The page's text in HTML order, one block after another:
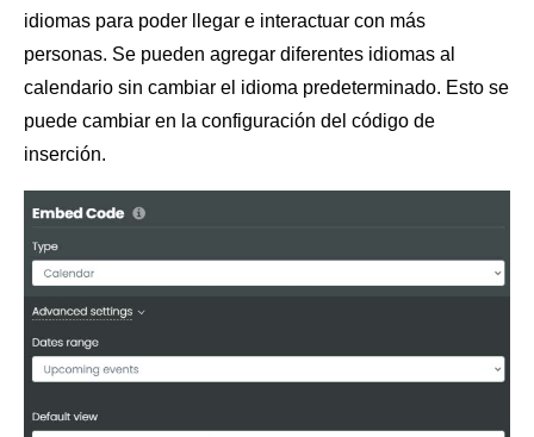
idiomas para poder llegar e interactuar con más
personas. Se pueden agregar diferentes idiomas al
calendario sin cambiar el idioma predeterminado. Esto se
puede cambiar en la configuración del código de
inserción.